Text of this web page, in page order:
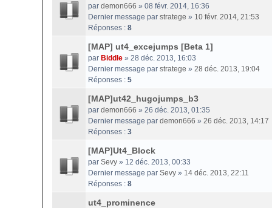
par demon666 » 08 févr. 2014, 16:36
Dernier message par stratege » 10 févr. 2014, 21:53
Réponses : 8
[MAP] ut4_excejumps [Beta 1]
par Biddle » 28 déc. 2013, 16:03
Dernier message par stratege » 28 déc. 2013, 19:04
Réponses : 5
[MAP]ut42_hugojumps_b3
par demon666 » 26 déc. 2013, 01:35
Dernier message par demon666 » 26 déc. 2013, 14:17
Réponses : 3
[MAP]Ut4_Block
par Sevy » 12 déc. 2013, 00:33
Dernier message par Sevy » 14 déc. 2013, 22:11
Réponses : 8
ut4_prominence